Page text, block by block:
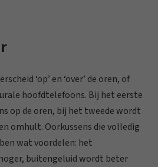
‘op’ en ‘over’ de oren, of
hoofdtelefoons. Bij het eerste
op de oren, bij het tweede wordt
omhult. Oorkussens die volledig
wat voordelen: het
buitengeluid wordt beter